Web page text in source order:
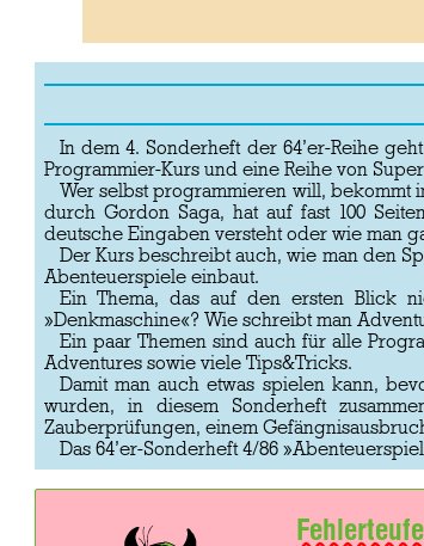
In dem 4. Sonderheft der 64’er-Reihe
Programmier-Kurs und eine Reihe von
Wer selbst programmieren will, bekommt
durch Gordon Saga, hat auf fast 100
deutsche Eingaben versteht oder wie man
Der Kurs beschreibt auch, wie man den
Abenteuerspiele einbaut.
Ein Thema, das auf den ersten Blick
»Denkmaschine«? Wie schreibt man
Ein paar Themen sind auch für alle
Adventures sowie viele Tips&Tricks.
Damit man auch etwas spielen kann,
wurden, in diesem Sonderheft
Zauberprüfungen, einem
Das 64’er-Sonderheft 4/86